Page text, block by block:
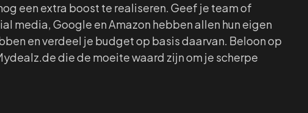
een extra boost te realiseren. Geef je team of
media, Google en Amazon hebben allen hun eigen
en verdeel je budget op basis daarvan. Beloon op
die de moeite waard zijn om je scherpe